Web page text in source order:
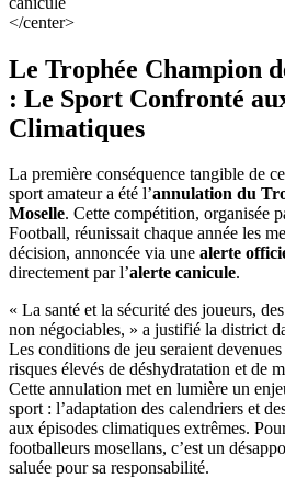
</center>
Le Trophée Champion
: Le Sport Confronté
Climatiques
La première conséquence tangible de
sport amateur a été l’annulation du
Moselle. Cette compétition, organisée
Football, réunissait chaque année les
décision, annoncée via une alerte
directement par l’alerte canicule.
« La santé et la sécurité des joueurs,
non négociables, » a justifié la district
Les conditions de jeu seraient devenues
risques élevés de déshydratation et de
Cette annulation met en lumière un
sport : l’adaptation des calendriers et
aux épisodes climatiques extrêmes.
footballeurs mosellans, c’est un
saluée pour sa responsabilité.